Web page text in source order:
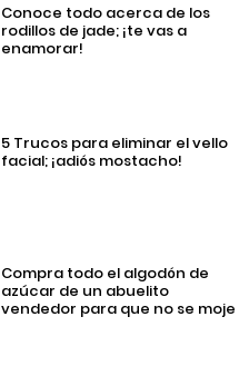
Conoce todo acerca de los
rodillos de jade; ¡te vas a
enamorar!
5 Trucos para eliminar el vello
facial; ¡adiós mostacho!
Compra todo el algodón de
azúcar de un abuelito
vendedor para que no se moje